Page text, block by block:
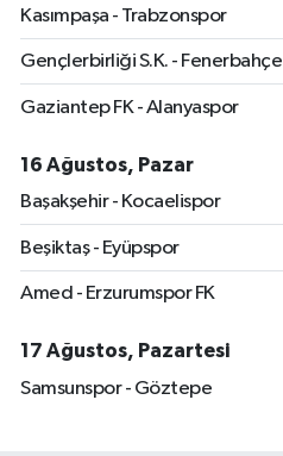
Kasımpaşa - Trabzonspor
Gençlerbirliği S.K. - Fenerbahçe
Gaziantep FK - Alanyaspor
16 Ağustos, Pazar
Başakşehir - Kocaelispor
Beşiktaş - Eyüpspor
Amed - Erzurumspor FK
17 Ağustos, Pazartesi
Samsunspor - Göztepe